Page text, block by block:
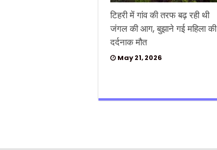
टिहरी में गांव की तरफ बढ़ रही थी
जंगल की आग, बुझाने गई महिला की
दर्दनाक मौत
May 21, 2026